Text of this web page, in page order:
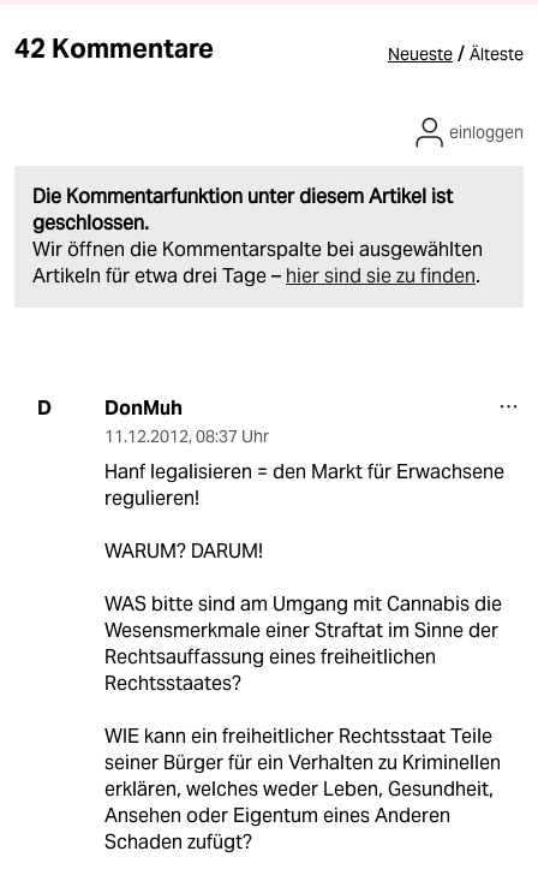
42 Kommentare Neueste / Älteste
Die Kommentarfunktion unter diesem Artikel ist
geschlossen.
Wir öffnen die Kommentarspalte bei ausgewählten
Artikeln für etwa drei Tage – hier sind sie zu finden.
einloggen
D DonMuh
11.12.2012, 08:37 Uhr
Hanf legalisieren = den Markt für Erwachsene
regulieren!
WARUM? DARUM!
WAS bitte sind am Umgang mit Cannabis die
Wesensmerkmale einer Straftat im Sinne der
Rechtsauffassung eines freiheitlichen
Rechtsstaates?
WIE kann ein freiheitlicher Rechtsstaat Teile
seiner Bürger für ein Verhalten zu Kriminellen
erklären, welches weder Leben, Gesundheit,
Ansehen oder Eigentum eines Anderen
Schaden zufügt?